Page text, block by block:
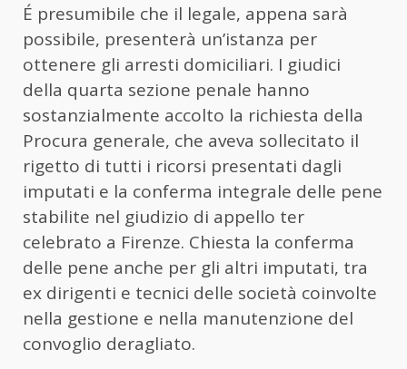
É presumibile che il legale, appena sarà
possibile, presenterà un’istanza per
ottenere gli arresti domiciliari. I giudici
della quarta sezione penale hanno
sostanzialmente accolto la richiesta della
Procura generale, che aveva sollecitato il
rigetto di tutti i ricorsi presentati dagli
imputati e la conferma integrale delle pene
stabilite nel giudizio di appello ter
celebrato a Firenze. Chiesta la conferma
delle pene anche per gli altri imputati, tra
ex dirigenti e tecnici delle società coinvolte
nella gestione e nella manutenzione del
convoglio deragliato.